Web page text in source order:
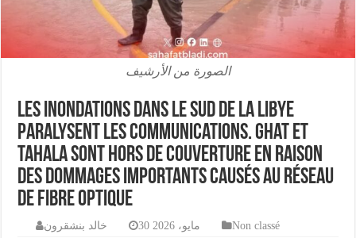
الصورة من الأرشيف
Les inondations dans le sud de la Libye
paralysent les communications. Ghat et
Tahala sont hors de couverture en raison
des dommages importants causés au réseau
de fibre optique
خالد بنشقرون 30 مايو، 2026 Non classé